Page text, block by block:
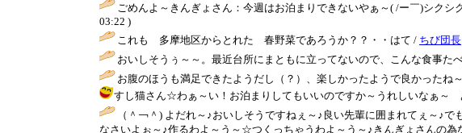
ごめんよ～きんぎょさん：今週はお泊まりできないやぁ～( /ー￣)シク
03:22 )
これも 多摩地区からとれた 春野菜であろうか？？・・はて / ちび団長
おいしそうぅ～～。最近台所にまともに立ってないので、こんな食事た
お腹のほうも満足できたようだし（？）、楽しかったようで良かった
すし猫さん☆わぁ～い！お泊まりしてもいいのですか～うれしいなぁ～
（＾￢＾) よだれ～♪おいしそうですねぇ～♪良い先輩に囲まれてぇ～♪
なさいよぉ～♪作るわよ～う～☆つくっちゃうわよ～う～♪きんぎょさん